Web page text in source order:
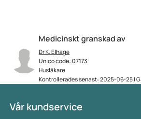
Medicinskt granskad av
Dr K. Elhage
Unico code: 07173
Husläkare
Kontrollerades senast: 2025-06-25 |
Vår kundservice